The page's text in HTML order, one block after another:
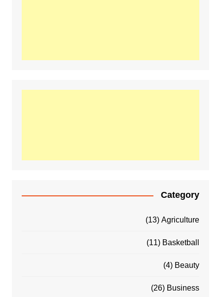
Category
Agriculture
(13)
Basketball
(11)
Beauty
(4)
Business
(26)